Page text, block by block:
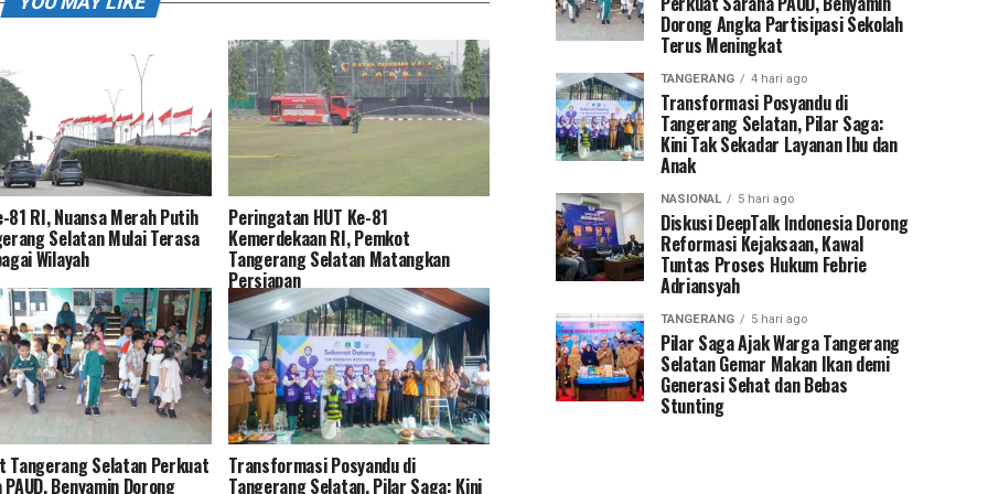
81 RI, Nuansa Merah Putih
Selatan Mulai Terasa
Wilayah
Peringatan HUT Ke-81
Kemerdekaan RI, Pemkot
Tangerang Selatan Matangkan
Persiapan
Tangerang Selatan Perkuat
Benyamin Dorong
Transformasi Posyandu di
Tangerang Selatan, Pilar Saga: Kini
Dorong Angka Partisipasi Sekolah
Terus Meningkat
TANGERANG 4 hari ago
Transformasi Posyandu di
Tangerang Selatan, Pilar Saga:
Kini Tak Sekadar Layanan Ibu dan
Anak
NASIONAL 5 hari ago
Diskusi DeepTalk Indonesia Dorong
Reformasi Kejaksaan, Kawal
Tuntas Proses Hukum Febrie
Adriansyah
TANGERANG 5 hari ago
Pilar Saga Ajak Warga Tangerang
Selatan Gemar Makan Ikan demi
Generasi Sehat dan Bebas
Stunting